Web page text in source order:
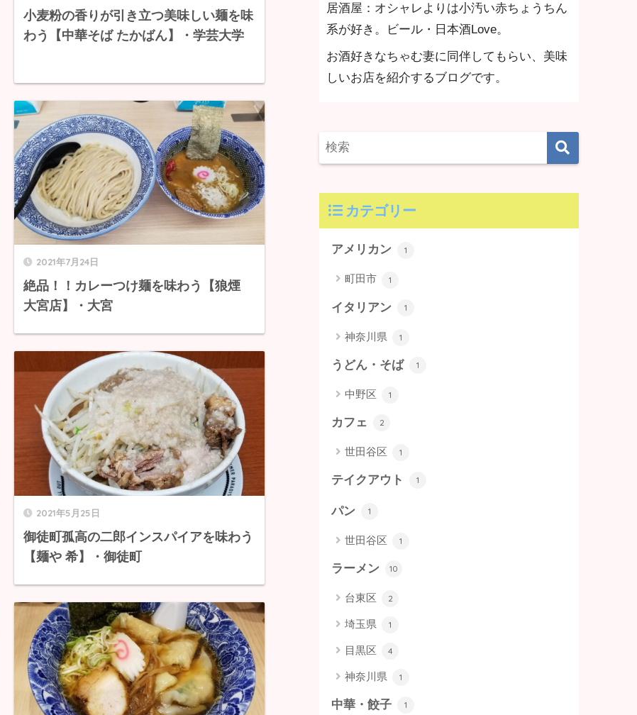
小麦粉の香りが引き立つ美味しい麺を味
わう【中華そば たかばん】・学芸大学
2021年7月24日
絶品！！カレーつけ麺を味わう【狼煙
大宮店】・大宮
2021年5月25日
御徒町孤高の二郎インスパイアを味わう
【麺や 希】・御徒町
居酒屋：オシャレよりは小汚い赤ちょうちん
系が好き。ビール・日本酒Love。
お酒好きなちゃむ妻に同伴してもらい、美味
しいお店を紹介するブログです。
カテゴリー
アメリカン 1
町田市 1
イタリアン 1
神奈川県 1
うどん・そば 1
中野区 1
カフェ 2
世田谷区 1
テイクアウト 1
パン 1
世田谷区 1
ラーメン 10
台東区 2
埼玉県 1
目黒区 4
神奈川県 1
中華・餃子 1